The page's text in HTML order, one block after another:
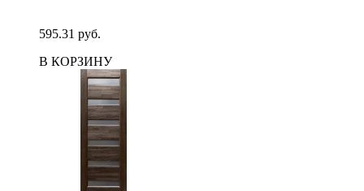
595.31 руб.
В КОРЗИНУ